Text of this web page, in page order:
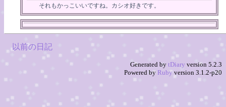
それもかっこいいですね。カシオ好きです。
以前の日記
Generated by tDiary version 5.2.3
Powered by Ruby version 3.1.2-p20